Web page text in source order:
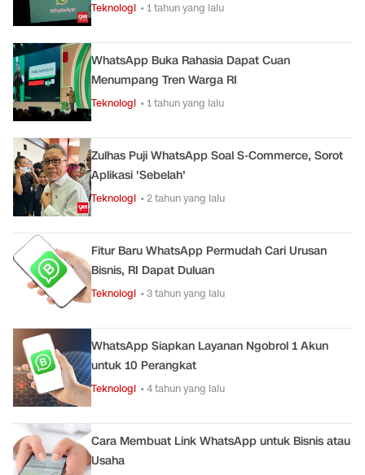
Teknologi • 1 tahun yang lalu
WhatsApp Buka Rahasia Dapat Cuan
Menumpang Tren Warga RI
Teknologi • 1 tahun yang lalu
Zulhas Puji WhatsApp Soal S-Commerce, Sorot
Aplikasi 'Sebelah'
Teknologi • 2 tahun yang lalu
Fitur Baru WhatsApp Permudah Cari Urusan
Bisnis, RI Dapat Duluan
Teknologi • 3 tahun yang lalu
WhatsApp Siapkan Layanan Ngobrol 1 Akun
untuk 10 Perangkat
Teknologi • 4 tahun yang lalu
Cara Membuat Link WhatsApp untuk Bisnis atau
Usaha